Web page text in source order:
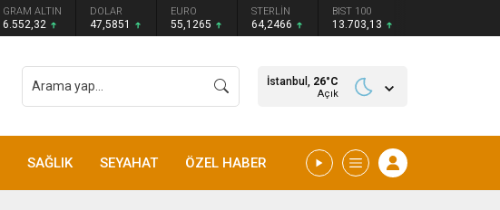
GRAM ALTIN
6.552,32
DOLAR
47,5851
EURO
55,1265
STERLİN
64,2466
BIST 100
13.703,13
İstanbul, 26°C
Açık
SAĞLIK SEYAHAT ÖZEL HABER